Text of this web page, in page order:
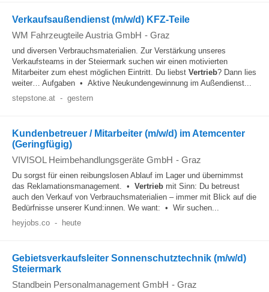
Verkaufsaußendienst (m/w/d) KFZ-Teile
WM Fahrzeugteile Austria GmbH - Graz
und diversen Verbrauchsmaterialien. Zur Verstärkung unseres
Verkaufsteams in der Steiermark suchen wir einen motivierten
Mitarbeiter zum ehest möglichen Eintritt. Du liebst Vertrieb? Dann lies
weiter… Aufgaben • Aktive Neukundengewinnung im Außendienst...
stepstone.at - gestern
Kundenbetreuer / Mitarbeiter (m/w/d) im Atemcenter
(Geringfügig)
VIVISOL Heimbehandlungsgeräte GmbH - Graz
Du sorgst für einen reibungslosen Ablauf im Lager und übernimmst
das Reklamationsmanagement. • Vertrieb mit Sinn: Du betreust
auch den Verkauf von Verbrauchsmaterialien – immer mit Blick auf die
Bedürfnisse unserer Kund:innen. We want: • Wir suchen...
heyjobs.co - heute
Gebietsverkaufsleiter Sonnenschutztechnik (m/w/d)
Steiermark
Standbein Personalmanagement GmbH - Graz